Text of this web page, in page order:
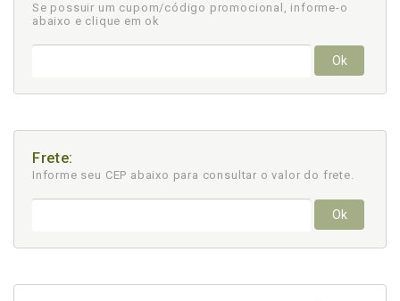
Se possuir um cupom/código promocional, informe-o
abaixo e clique em ok
Ok
Frete:
Informe seu CEP abaixo para consultar o valor do frete.
Ok